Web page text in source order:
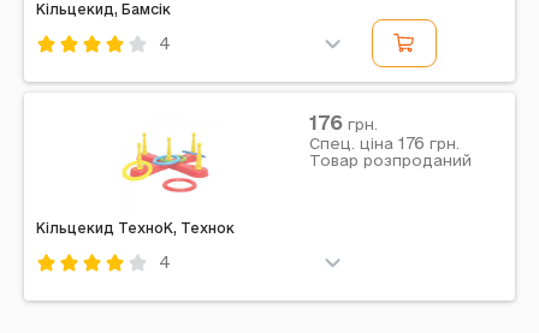
Кільцекид, Бамсік
4
Примітка: Упаковка: Сітка | Вага з упаковкою: 345 г |
Габарити в упаковці: 19 x 36 x 13 см | Країна виробник:
Україна | Комплектація: Основа, 5...
Кільцекид ТехноК, Технок
4
176 грн.
Спец. ціна 176 грн.
Товар розпроданий